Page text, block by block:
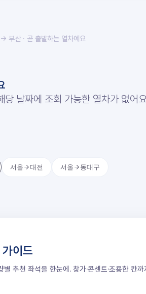
→ 부산· 곧 출발하는 열차예요
당 날짜에 조회 가능한 열차가 없어
서울 대전 서울 동대구
이드
별 추천 좌석을 한눈에. 창가·콘센트·조용한 칸까